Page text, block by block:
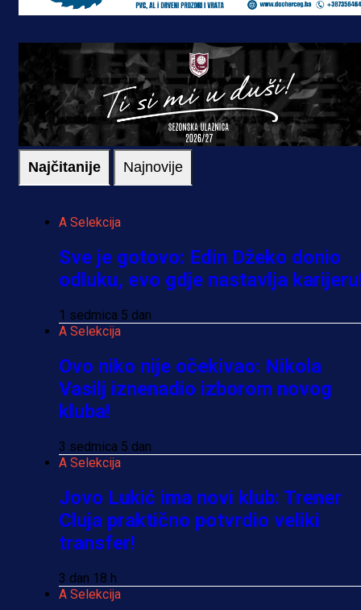
Najčitanije Najnovije
A Selekcija
Sve je gotovo: Edin Džeko donio
odluku, evo gdje nastavlja
1 sedmica 5 dan
A Selekcija
Ovo niko nije očekivao: Nikola
Vasilj iznenadio izborom novog
kluba!
3 sedmica 5 dan
A Selekcija
Jovo Lukić ima novi klub: Trener
Cluja praktično potvrdio veliki
transfer!
3 dan 18 h
A Selekcija